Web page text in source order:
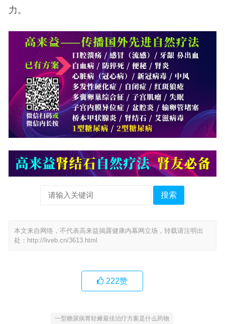
力。
搜索
本文来自网络，不代表高来益揭露健康内幕网立场，转载请注明出
处： http://liveb.cn/3613.html
222赞
一型糖尿病胃轻瘫最佳治疗方案是什么药物